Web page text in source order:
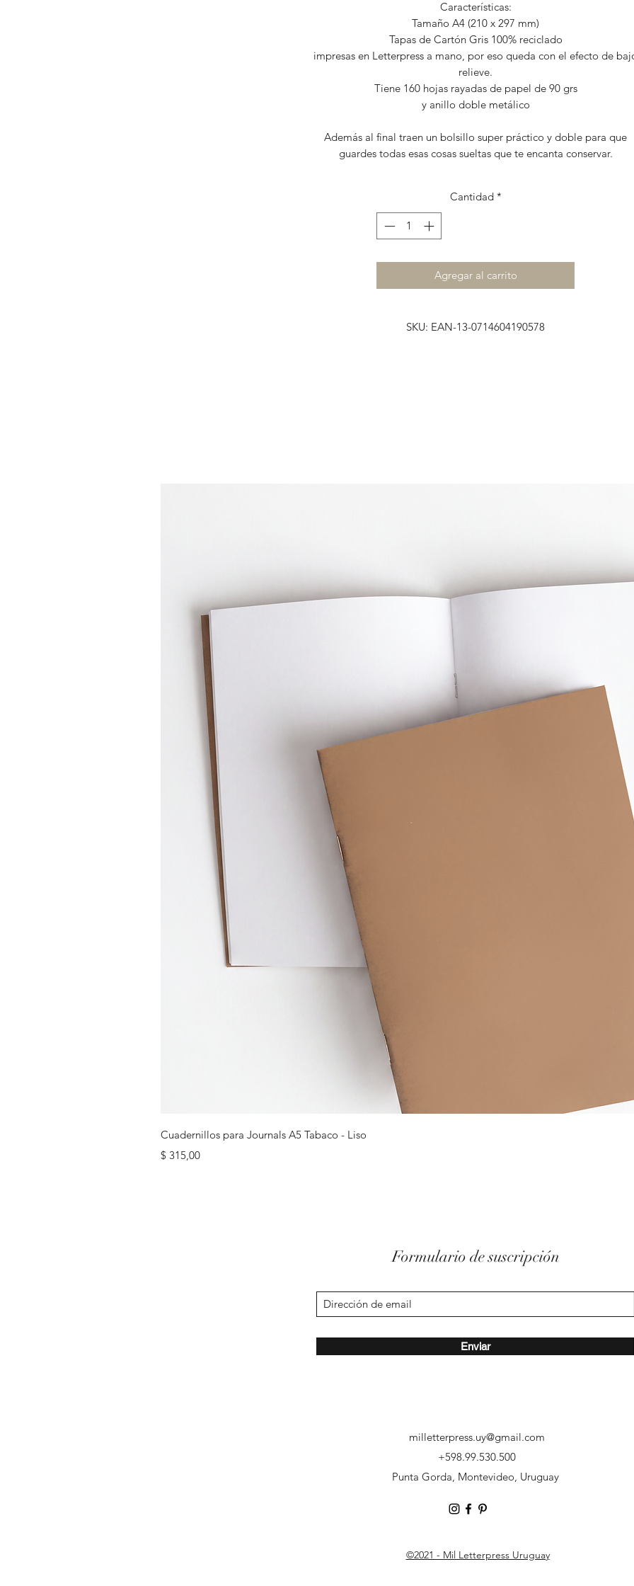
Características:
Tamaño A4 (210 x 297 mm)
Tapas de Cartón Gris 100% reciclado
impresas en Letterpress a mano, por eso queda con el efecto de
relieve.
Tiene 160 hojas rayadas de papel de 90 grs
y anillo doble metálico
Además al final traen un bolsillo super práctico y doble para que
guardes todas esas cosas sueltas que te encanta conservar.
Cantidad *
Agregar al carrito
SKU: EAN-13-0714604190578
Cuadernillos para Journals A5 Tabaco - Liso
Precio
$ 315,00
Formulario de suscripción
Enviar
milletterpress.uy@gmail.com
‭+598.99.530.500
Punta Gorda, Montevideo, Uruguay
©2021 - Mil Letterpress Uruguay